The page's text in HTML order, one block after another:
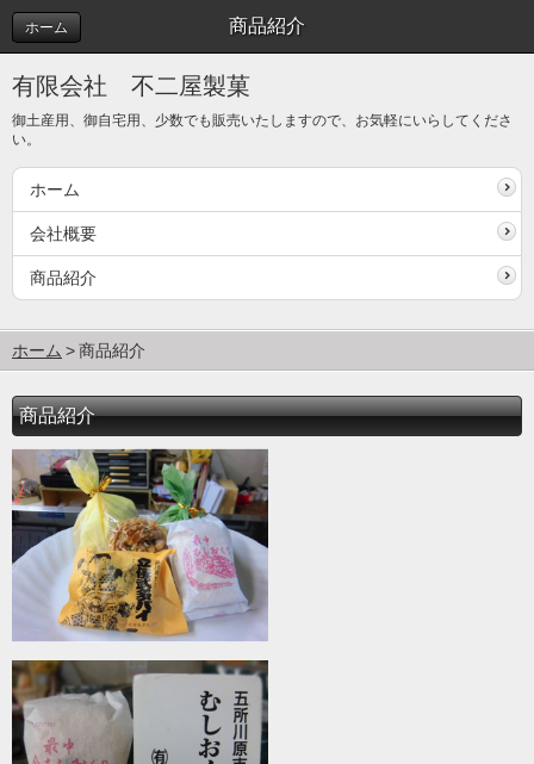
商品紹介
ホーム
有限会社 不二屋製菓
御土産用、御自宅用、少数でも販売いたしますので、お気軽にいらしてくださ
い。
ホーム
会社概要
商品紹介
ホーム 商品紹介
商品紹介